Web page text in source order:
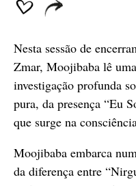
Nesta sessão de
Zmar, Moojibaba lê
investigação profunda
pura, da presença “Eu
que surge na
Moojibaba embarca
da diferença entre